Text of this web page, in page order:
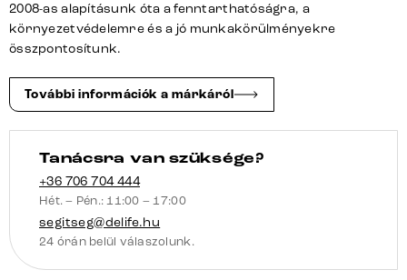
fekete
Live-
2008-as alapításunk óta a fenntarthatóságra, a
környezetvédelemre és a jó munkakörülményekre
összpontosítunk.
További információk a márkáról
Tanácsra van szüksége?
+36 706 704 444
Hét. – Pén.: 11:00 – 17:00
segitseg@delife.hu
24 órán belül válaszolunk.